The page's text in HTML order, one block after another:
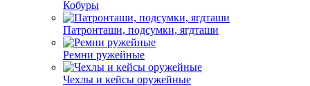
Кобуры
Патронташи, подсумки, ягдташи
Ремни ружейные
Чехлы и кейсы оружейные